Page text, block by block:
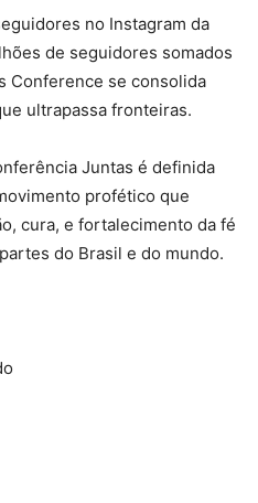
no Instagram da
de seguidores somados
Conference se consolida
ultrapassa fronteiras.
Juntas é definida
profético que
cura, e fortalecimento da fé
do Brasil e do mundo.